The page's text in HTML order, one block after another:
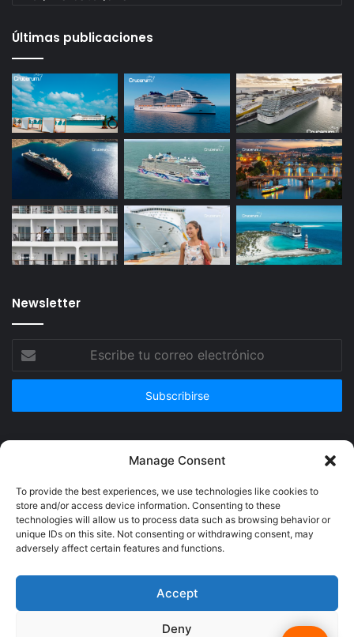
Manage Consent
To provide the best experiences, we use technologies like cookies to
store and/or access device information. Consenting to these
technologies will allow us to process data such as browsing behavior or
unique IDs on this site. Not consenting or withdrawing consent, may
adversely affect certain features and functions.
Accept
Deny
Últimas publicaciones
Newsletter
correo
© Copyright 2026, Todos los derechos reservados @Crucerum |